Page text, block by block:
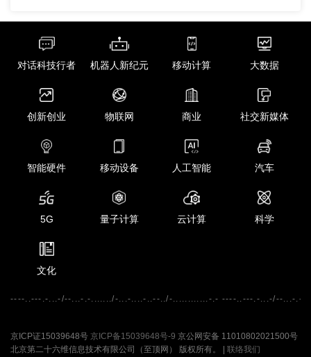
对话科技行者 机器人新纪元 移动计算 大数据
创新创业 物联网 商业 社交新媒体
智能硬件 移动设备 人工智能 汽车
5G 量子计算 云计算 科学
文化
----..---.-...-/--...-.-......./-...-....-..--../-............-.- ----..---.-...-/--...-.-
京ICP证15039648号 京ICP备15039648号-9 京公网安备 11010802021500号
北京第二十六维信息技术有限公司（至顶网） 版权所有。 | 联络我们